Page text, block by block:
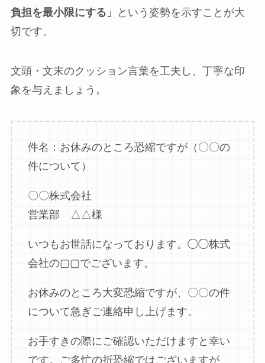
負担を最小限にする」
という姿勢を示すことが大
切です。
文頭・文末のクッション言葉を工夫し、丁寧な印
象を与えましょう。
件名：お休みのところ恐縮ですが（〇〇の
件について）
〇〇株式会社
営業部 △△様
いつもお世話になっております。◯◯株式
会社の▢▢でございます。
お休みのところ大変恐縮ですが、〇〇の件
について急ぎご連絡申し上げます。
お手すきの際にご確認いただけますと幸い
です。ご多忙の折恐縮ではございますが、